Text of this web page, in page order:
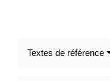
Textes de référence